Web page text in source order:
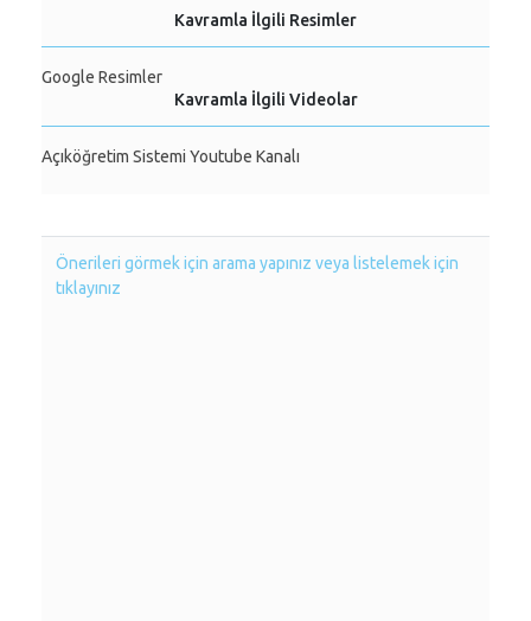
Kavramla İlgili Resimler
Google Resimler
Kavramla İlgili Videolar
Açıköğretim Sistemi Youtube Kanalı
Önerileri görmek için arama yapınız veya listelemek için
tıklayınız